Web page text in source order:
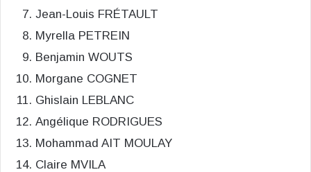
Jean-Louis FRÉTAULT
Myrella PETREIN
Benjamin WOUTS
Morgane COGNET
Ghislain LEBLANC
Angélique RODRIGUES
Mohammad AIT MOULAY
Claire MVILA